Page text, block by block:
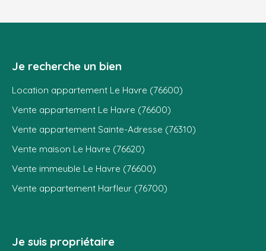
Je recherche un bien
Location appartement Le Havre (76600)
Vente appartement Le Havre (76600)
Vente appartement Sainte-Adresse (76310)
Vente maison Le Havre (76620)
Vente immeuble Le Havre (76600)
Vente appartement Harfleur (76700)
Je suis propriétaire